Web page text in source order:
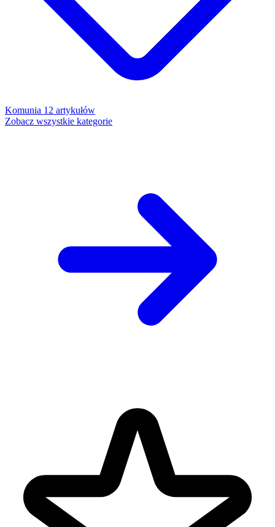
Komunia 12 artykułów
Zobacz wszystkie kategorie